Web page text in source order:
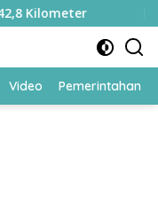
Video Pemerintahan